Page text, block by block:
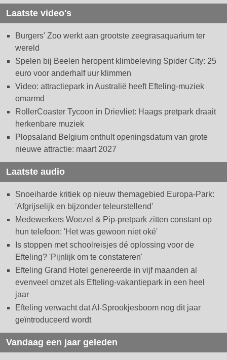
Laatste video's
Burgers' Zoo werkt aan grootste zeegrasaquarium ter
wereld
Spelen bij Beelen heropent klimbeleving Spider City: 25
euro voor anderhalf uur klimmen
Video: attractiepark in Australië heeft Efteling-muziek
omarmd
RollerCoaster Tycoon in Drievliet: Haags pretpark draait
herkenbare muziek
Plopsaland Belgium onthult openingsdatum van grote
nieuwe attractie: maart 2027
Laatste audio
Snoeiharde kritiek op nieuw themagebied Europa-Park:
'Afgrijselijk en bijzonder teleurstellend'
Medewerkers Woezel & Pip-pretpark zitten constant op
hun telefoon: 'Het was gewoon niet oké'
Is stoppen met schoolreisjes dé oplossing voor de
Efteling? 'Pijnlijk om te constateren'
Efteling Grand Hotel genereerde in vijf maanden al
evenveel omzet als Efteling-vakantiepark in een heel
jaar
Efteling verwacht dat AI-Sprookjesboom nog dit jaar
geïntroduceerd wordt
Vandaag een jaar geleden